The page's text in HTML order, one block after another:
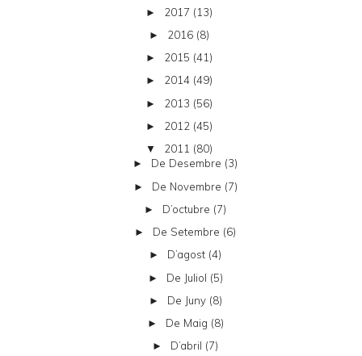
► 2017 (13)
► 2016 (8)
► 2015 (41)
► 2014 (49)
► 2013 (56)
► 2012 (45)
▼ 2011 (80)
► De Desembre (3)
► De Novembre (7)
► D’octubre (7)
► De Setembre (6)
► D’agost (4)
► De Juliol (5)
► De Juny (8)
► De Maig (8)
► D’abril (7)